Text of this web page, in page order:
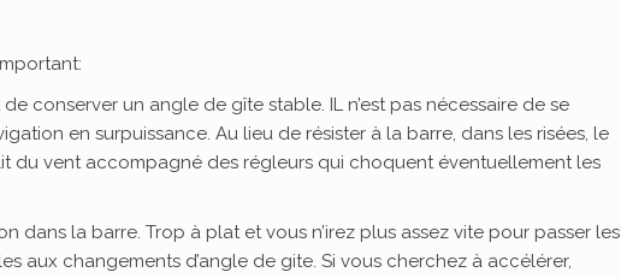
conserver un angle de gîte stable. IL n’est pas nécessaire de se
en surpuissance. Au lieu de résister à la barre, dans les risées, le
du vent accompagné des régleurs qui choquent éventuellement les
dans la barre. Trop à plat et vous n’irez plus assez vite pour passer les
aux changements d’angle de gite. Si vous cherchez à accélérer,